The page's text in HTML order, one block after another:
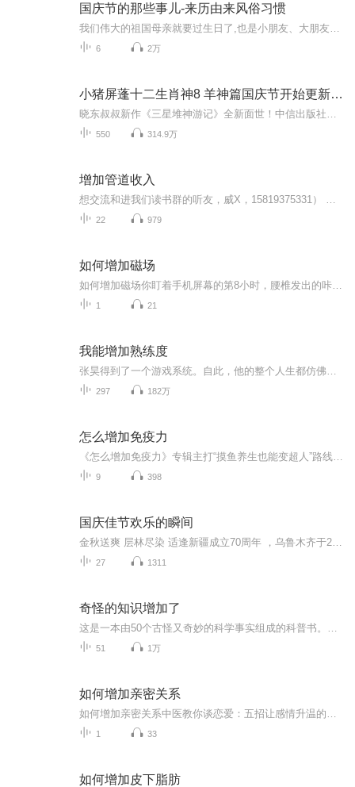
国庆节的那些事儿-来历由来风俗习惯
6 2万
小猪屏蓬十二生肖神8 羊神篇国庆节开始更新啦！
550 314.9万
增加管道收入
22 979
如何增加磁场
1 21
我能增加熟练度
297 182万
怎么增加免疫力
9 398
国庆佳节欢乐的瞬间
27 1311
奇怪的知识增加了
51 1万
如何增加亲密关系
1 33
如何增加皮下脂肪